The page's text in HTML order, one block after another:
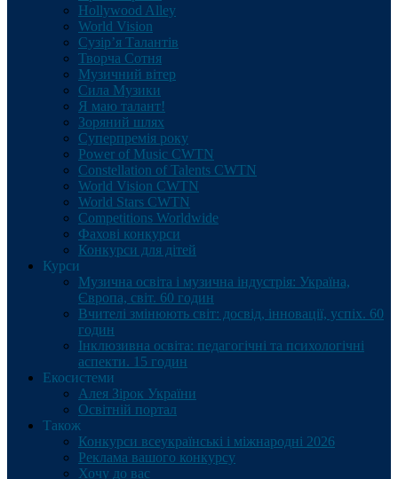
Hollywood Alley
World Vision
Сузір’я Талантів
Творча Сотня
Музичний вітер
Сила Музики
Я маю талант!
Зоряний шлях
Суперпремія року
Power of Music CWTN
Constellation of Talents CWTN
World Vision CWTN
World Stars CWTN
Competitions Worldwide
Фахові конкурси
Конкурси для дітей
Курси
Музична освіта і музична індустрія: Україна,
Європа, світ. 60 годин
Вчителі змінюють світ: досвід, інновації, успіх. 60
годин
Інклюзивна освіта: педагогічні та психологічні
аспекти. 15 годин
Екосистеми
Алея Зірок України
Освітній портал
Також
Конкурси всеукраїнські і міжнародні 2026
Реклама вашого конкурсу
Хочу до вас